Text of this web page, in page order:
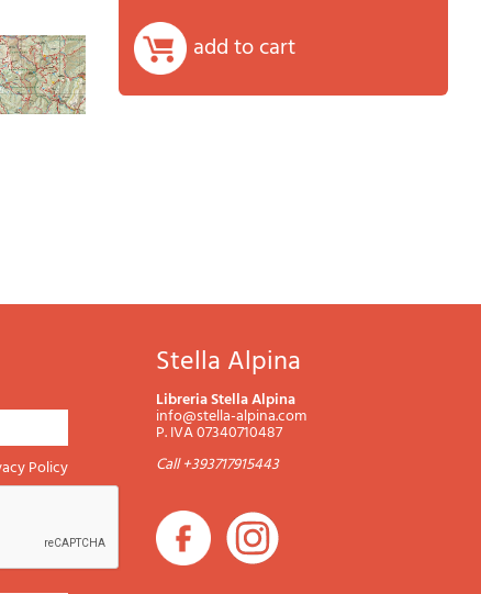
add to cart
Policy
Stella Alpina
Libreria Stella Alpina
info@stella-alpina.com
P. IVA 07340710487
Call +393717915443